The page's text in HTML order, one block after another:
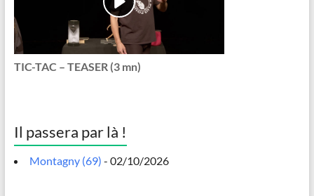
TIC-TAC – TEASER (3 mn)
Il passera par là !
Montagny (69) - 02/10/2026